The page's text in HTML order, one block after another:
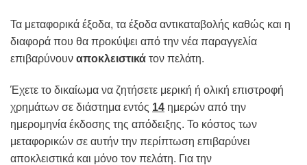
Τα μεταφορικά έξοδα, τα έξοδα αντικαταβολής καθώς και η
διαφορά που θα προκύψει από την νέα παραγγελία
επιβαρύνουν αποκλειστικά τον πελάτη.
Έχετε το δικαίωμα να ζητήσετε μερική ή ολική επιστροφή
χρημάτων σε διάστημα εντός 14 ημερών από την
ημερομηνία έκδοσης της απόδειξης. To κόστος των
μεταφορικών σε αυτήν την περίπτωση επιβαρύνει
αποκλειστικά και μόνο τον πελάτη. Για την